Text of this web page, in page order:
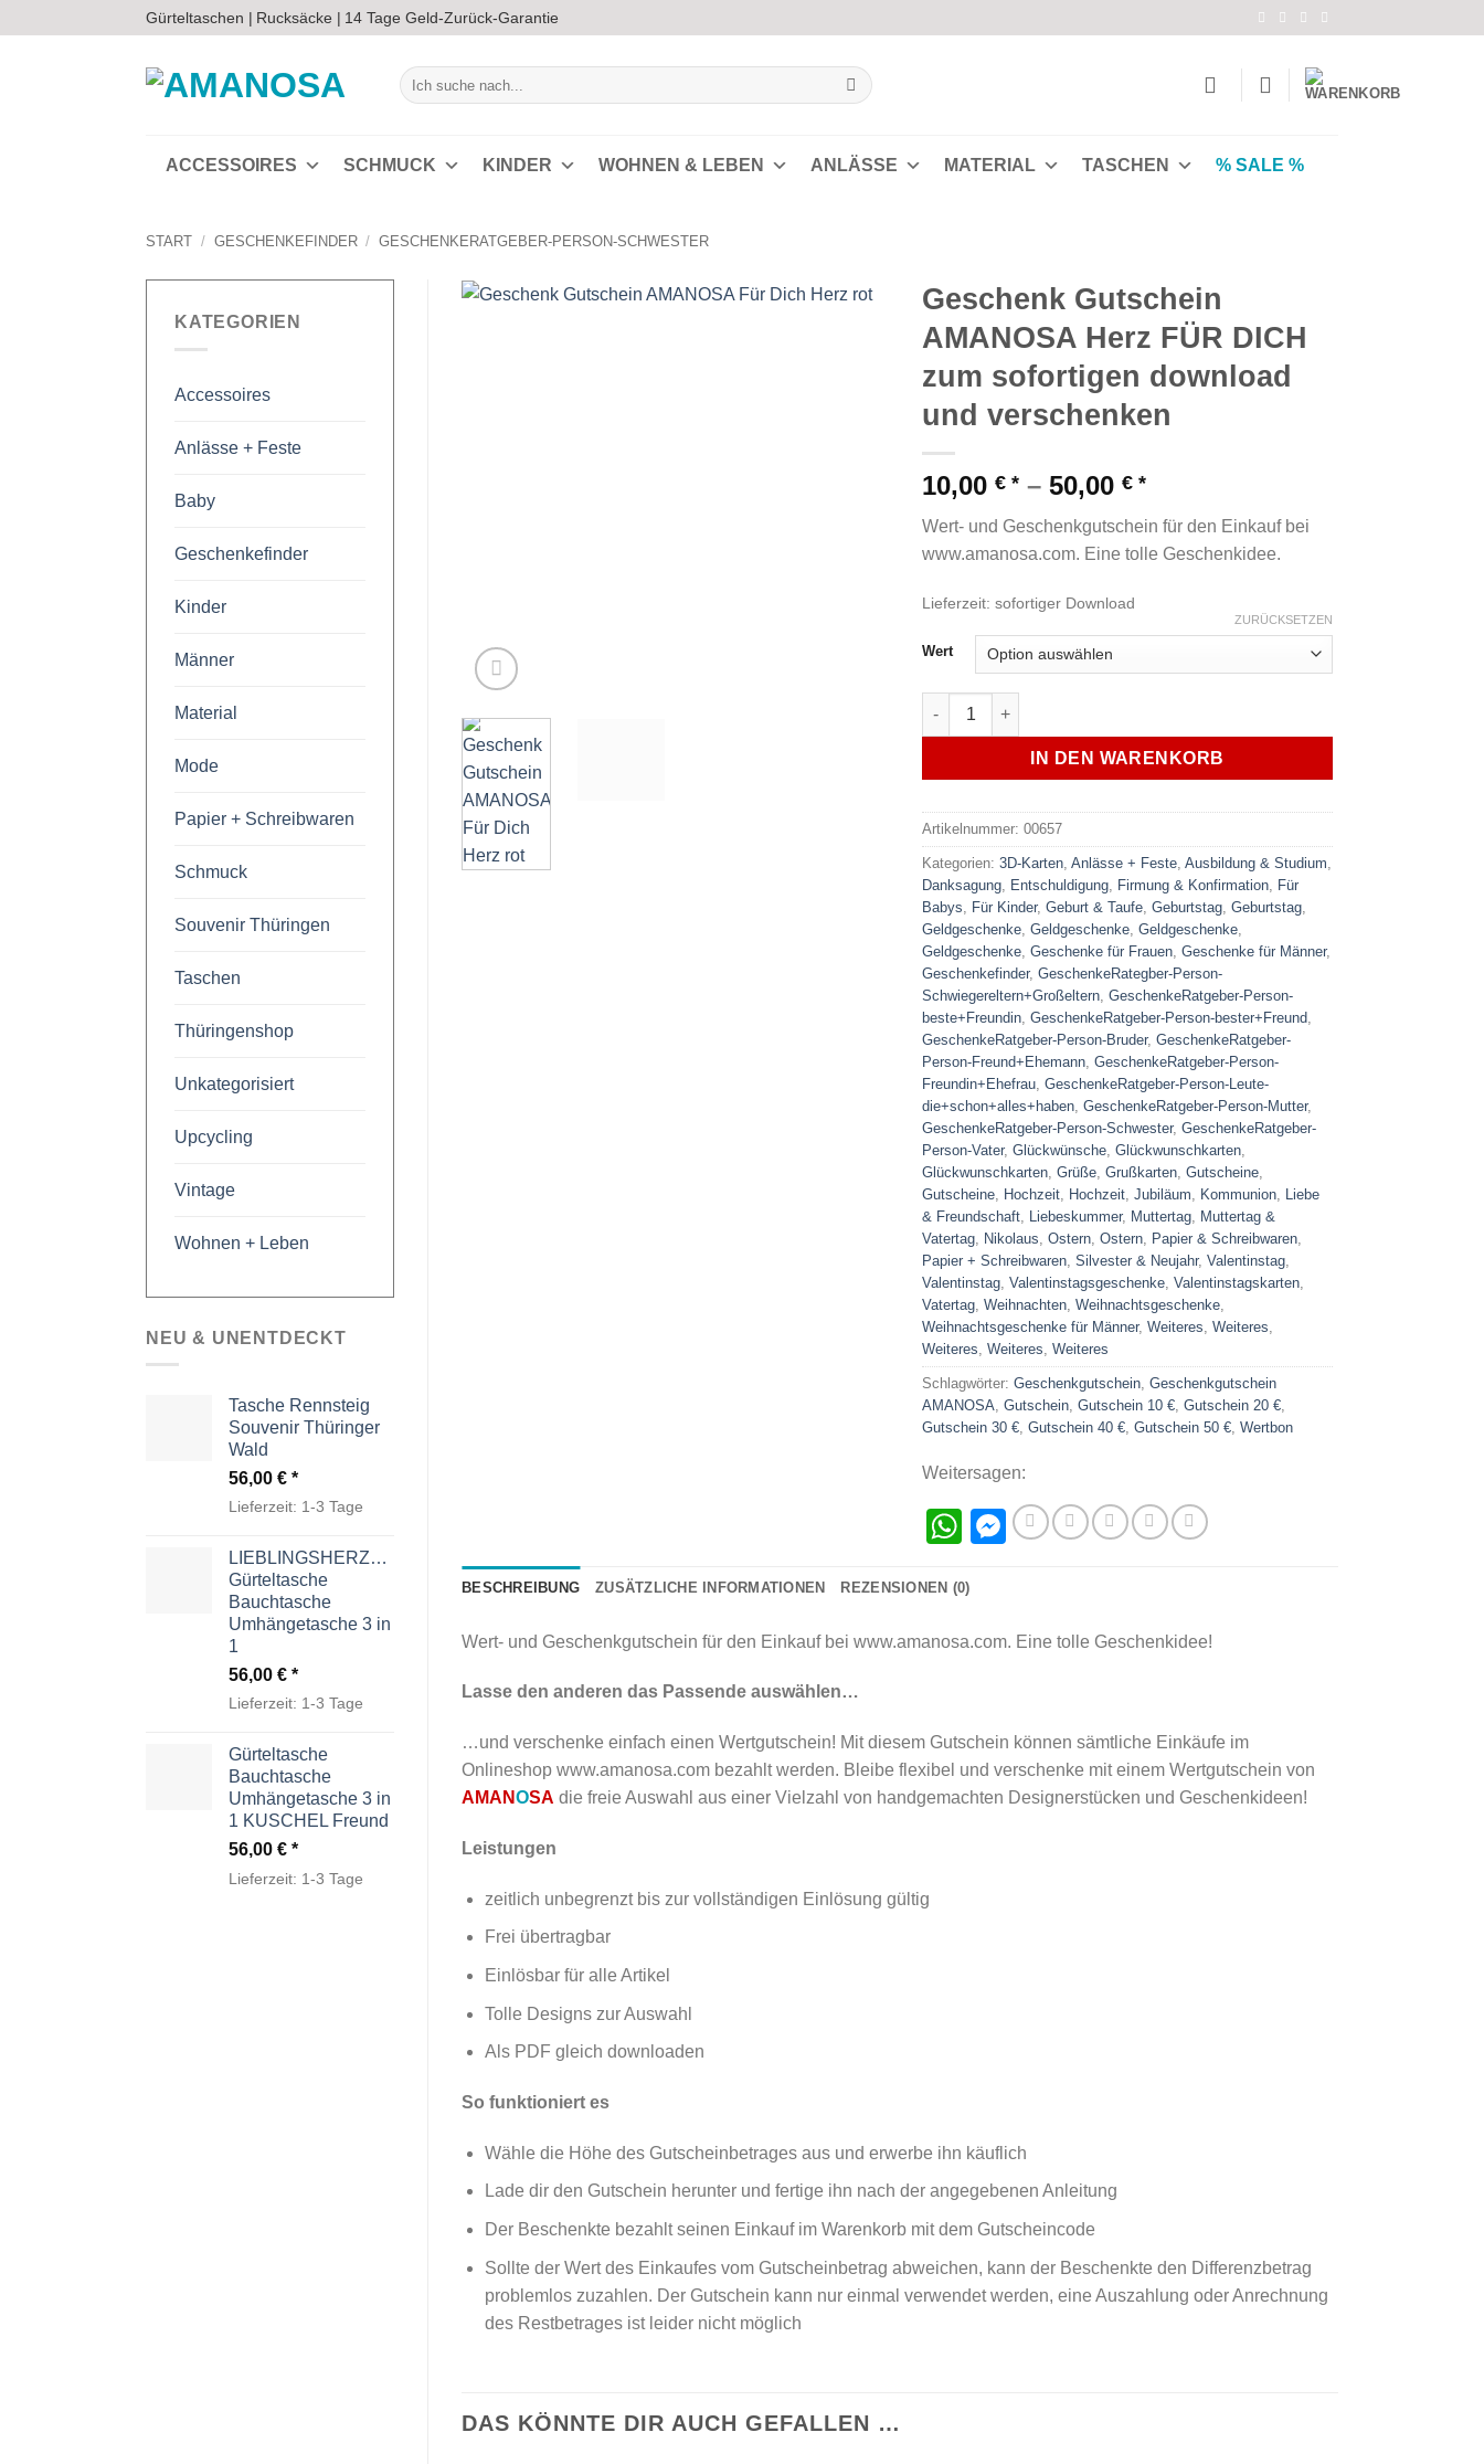
Inhalt
Gürteltaschen | Rucksäcke | 14 Tage Geld-Zurück-Garantie
Suchen
nach:
ACCESSOIRES SCHMUCK KINDER WOHNEN & LEBEN ANLÄSSE MATERIAL TASCHEN % SALE %
START / GESCHENKEFINDER / GESCHENKERATGEBER-PERSON-SCHWESTER
KATEGORIEN
Accessoires
Anlässe + Feste
Baby
Geschenkefinder
Kinder
Männer
Material
Mode
Papier + Schreibwaren
Schmuck
Souvenir Thüringen
Taschen
Thüringenshop
Unkategorisiert
Upcycling
Vintage
Wohnen + Leben
NEU & UNENTDECKT
Tasche Rennsteig
Souvenir Thüringer
Wald
56,00 €
Lieferzeit: 1-3 Tage
LIEBLINGSHERZCHEN
Gürteltasche
Bauchtasche
Umhängetasche 3 in
1
56,00 €
Lieferzeit: 1-3 Tage
Gürteltasche
Bauchtasche
Umhängetasche 3 in
1 KUSCHEL Freund
56,00 €
Lieferzeit: 1-3 Tage
Geschenk Gutschein
AMANOSA Herz FÜR DICH
zum sofortigen download
und verschenken
10,00 € – 50,00 €
Wert- und Geschenkgutschein für den Einkauf bei
www.amanosa.com. Eine tolle Geschenkidee.
Lieferzeit: sofortiger Download
Wert
ZURÜCKSETZEN
Geschenk Gutschein AMANOSA Herz FÜR DICH zum sofortigen
IN DEN WARENKORB
Artikelnummer: 00657
Kategorien: 3D-Karten Anlässe + Feste Ausbildung & Studium
Danksagung Entschuldigung Firmung & Konfirmation Für
Babys
Für Kinder, Geburt & Taufe Geburtstag Geburtstag
Geldgeschenke Geldgeschenke Geldgeschenke
Geldgeschenke Geschenke für Frauen Geschenke für Männer,
Geschenkefinder, GeschenkeRategber-Person-
Schwiegereltern+Großeltern GeschenkeRatgeber-Person-
beste+Freundin GeschenkeRatgeber-Person-bester+Freund
GeschenkeRatgeber-Person-Bruder, GeschenkeRatgeber-
Person-Freund+Ehemann GeschenkeRatgeber-Person-
Freundin+Ehefrau GeschenkeRatgeber-Person-Leute-
die+schon+alles+haben GeschenkeRatgeber-Person-Mutter,
GeschenkeRatgeber-Person-Schwester, GeschenkeRatgeber-
Person-Vater, Glückwünsche Glückwunschkarten
Glückwunschkarten Grüße Grußkarten Gutscheine
Gutscheine Hochzeit Hochzeit Jubiläum Kommunion Liebe
& Freundschaft Liebeskummer, Muttertag Muttertag &
Vatertag Nikolaus Ostern Ostern Papier & Schreibwaren
Papier + Schreibwaren Silvester & Neujahr, Valentinstag
Valentinstag Valentinstagsgeschenke Valentinstagskarten
Vatertag Weihnachten Weihnachtsgeschenke
Weihnachtsgeschenke für Männer, Weiteres Weiteres
Weiteres Weiteres Weiteres
Schlagwörter: Geschenkgutschein Geschenkgutschein
AMANOSA Gutschein Gutschein 10 € Gutschein 20 €
Gutschein 30 € Gutschein 40 € Gutschein 50 € Wertbon
Weitersagen:
WhatsApp
Messenger
BESCHREIBUNG ZUSÄTZLICHE INFORMATIONEN REZENSIONEN (0)
Wert- und Geschenkgutschein für den Einkauf bei www.amanosa.com. Eine tolle Geschenkidee!
Lasse den anderen das Passende auswählen…
…und verschenke einfach einen Wertgutschein! Mit diesem Gutschein können sämtliche Einkäufe im
Onlineshop www.amanosa.com bezahlt werden. Bleibe flexibel und verschenke mit einem Wertgutschein von
AMANOSA die freie Auswahl aus einer Vielzahl von handgemachten Designerstücken und Geschenkideen!
Leistungen
zeitlich unbegrenzt bis zur vollständigen Einlösung gültig
Frei übertragbar
Einlösbar für alle Artikel
Tolle Designs zur Auswahl
Als PDF gleich downloaden
So funktioniert es
Wähle die Höhe des Gutscheinbetrages aus und erwerbe ihn käuflich
Lade dir den Gutschein herunter und fertige ihn nach der angegebenen Anleitung
Der Beschenkte bezahlt seinen Einkauf im Warenkorb mit dem Gutscheincode
Sollte der Wert des Einkaufes vom Gutscheinbetrag abweichen, kann der Beschenkte den Differenzbetrag
problemlos zuzahlen. Der Gutschein kann nur einmal verwendet werden, eine Auszahlung oder Anrechnung
des Restbetrages ist leider nicht möglich
DAS KÖNNTE DIR AUCH GEFALLEN …